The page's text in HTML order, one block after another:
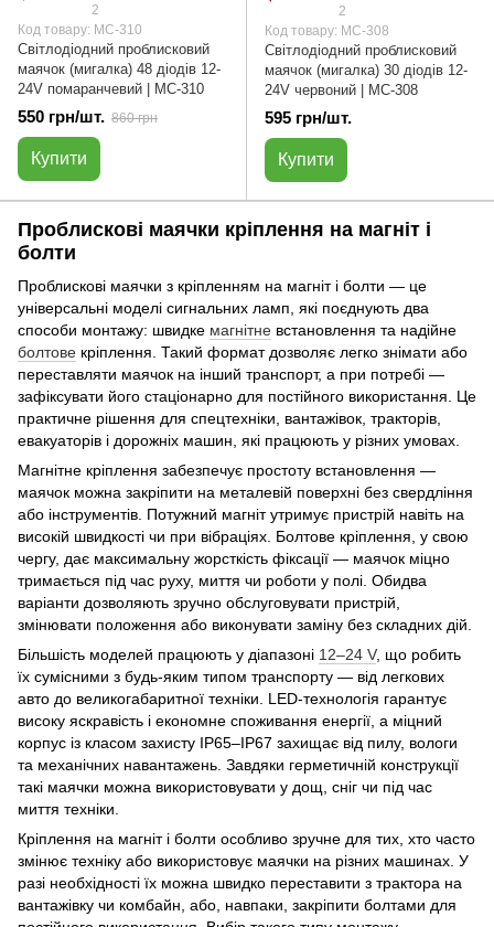
2
Код товару: МС-310
Світлодіодний проблисковий
маячок (мигалка) 48 діодів 12-
24V помаранчевий | МС-310
550 грн/шт. 860 грн
Купити
2
Код товару: МС-308
Світлодіодний проблисковий
маячок (мигалка) 30 діодів 12-
24V червоний | МС-308
595 грн/шт.
Купити
Проблискові маячки кріплення на магніт і
болти
Проблискові маячки з кріпленням на магніт і болти — це
універсальні моделі сигнальних ламп, які поєднують два
способи монтажу: швидке магнітне встановлення та надійне
болтове кріплення. Такий формат дозволяє легко знімати або
переставляти маячок на інший транспорт, а при потребі —
зафіксувати його стаціонарно для постійного використання. Це
практичне рішення для спецтехніки, вантажівок, тракторів,
евакуаторів і дорожніх машин, які працюють у різних умовах.
Магнітне кріплення забезпечує простоту встановлення —
маячок можна закріпити на металевій поверхні без свердління
або інструментів. Потужний магніт утримує пристрій навіть на
високій швидкості чи при вібраціях. Болтове кріплення, у свою
чергу, дає максимальну жорсткість фіксації — маячок міцно
тримається під час руху, миття чи роботи у полі. Обидва
варіанти дозволяють зручно обслуговувати пристрій,
змінювати положення або виконувати заміну без складних дій.
Більшість моделей працюють у діапазоні 12–24 V, що робить
їх сумісними з будь-яким типом транспорту — від легкових
авто до великогабаритної техніки. LED-технологія гарантує
високу яскравість і економне споживання енергії, а міцний
корпус із класом захисту IP65–IP67 захищає від пилу, вологи
та механічних навантажень. Завдяки герметичній конструкції
такі маячки можна використовувати у дощ, сніг чи під час
миття техніки.
Кріплення на магніт і болти особливо зручне для тих, хто часто
змінює техніку або використовує маячки на різних машинах. У
разі необхідності їх можна швидко переставити з трактора на
вантажівку чи комбайн, або, навпаки, закріпити болтами для